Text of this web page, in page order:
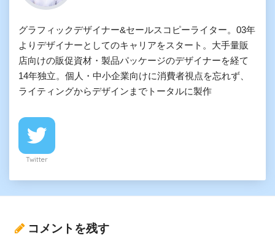
グラフィックデザイナー&セールスコピーライター。03年
よりデザイナーとしてのキャリアをスタート。大手量販
店向けの販促資材・製品パッケージのデザイナーを経て
14年独立。個人・中小企業向けに消費者視点を忘れず、
ライティングからデザインまでトータルに製作
Twitter
コメントを残す